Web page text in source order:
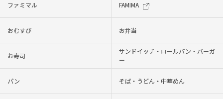
ファミマル FAMIMA
おむすび お弁当
お寿司
サンドイッチ・ロールパン・バーガ
ー
パン そば・うどん・中華めん